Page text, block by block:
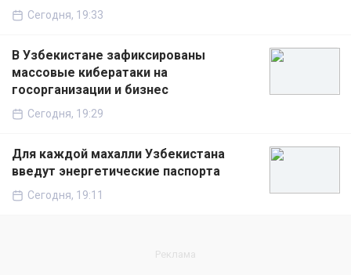
Сегодня, 19:33
В Узбекистане зафиксированы
массовые кибератаки на
госорганизации и бизнес
Сегодня, 19:29
Для каждой махалли Узбекистана
введут энергетические паспорта
Сегодня, 19:11